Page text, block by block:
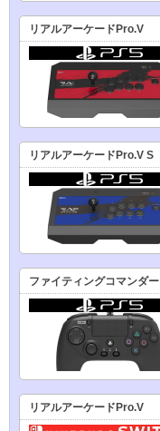
リアルアーケードPro.V
リアルアーケードPro.V S
ファイティングコマンダー
リアルアーケードPro.V